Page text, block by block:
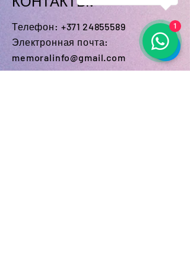
papildus maksu veicam gravējuma
krāsošanu ar akrila krāsām.
Телефон: +371 24855589
Электронная почта:
memoralinfo@gmail.com
1